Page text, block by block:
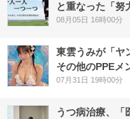
と重なった「努
08月05日 16時00分
東雲うみが「ヤ
その他のPPEメ
07月31日 19時00分
うつ病治療、